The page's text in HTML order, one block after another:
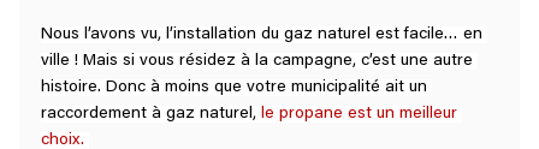
Nous l’avons vu, l’installation du gaz naturel est facile… en
ville ! Mais si vous résidez à la campagne, c’est une autre
histoire. Donc à moins que votre municipalité ait un
raccordement à gaz naturel, le propane est un meilleur
choix.